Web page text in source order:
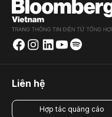
Liên hệ
Hợp tác quảng cáo